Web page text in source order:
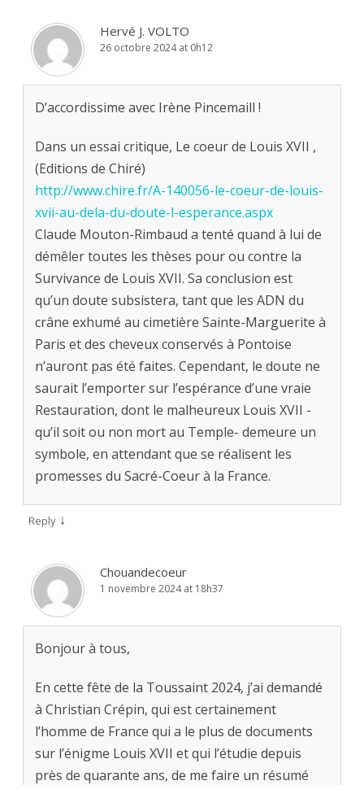
Hervé J. VOLTO
26 octobre 2024 at 0h12
D’accordissime avec Irène Pincemaill !
Dans un essai critique, Le coeur de Louis XVII ,
(Editions de Chiré)
http://www.chire.fr/A-140056-le-coeur-de-louis-
xvii-au-dela-du-doute-l-esperance.aspx
Claude Mouton-Rimbaud a tenté quand à lui de
démêler toutes les thèses pour ou contre la
Survivance de Louis XVII. Sa conclusion est
qu’un doute subsistera, tant que les ADN du
crâne exhumé au cimetière Sainte-Marguerite à
Paris et des cheveux conservés à Pontoise
n’auront pas été faites. Cependant, le doute ne
saurait l’emporter sur l’espérance d’une vraie
Restauration, dont le malheureux Louis XVII -
qu’il soit ou non mort au Temple- demeure un
symbole, en attendant que se réalisent les
promesses du Sacré-Coeur à la France.
Reply ↓
Chouandecoeur
1 novembre 2024 at 18h37
Bonjour à tous,
En cette fête de la Toussaint 2024, j’ai demandé
à Christian Crépin, qui est certainement
l’homme de France qui a le plus de documents
sur l’énigme Louis XVII et qui l’étudie depuis
près de quarante ans, de me faire un résumé